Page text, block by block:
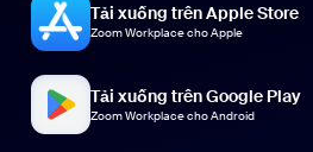
Tải xuống trên Apple Store
Zoom Workplace cho Apple
Tải xuống trên Google Play
Zoom Workplace cho Android